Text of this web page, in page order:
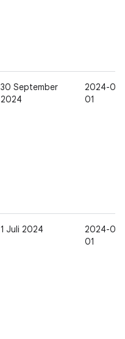
30 September
2024
2024-07-
01
1 Juli 2024
2024-04-
01